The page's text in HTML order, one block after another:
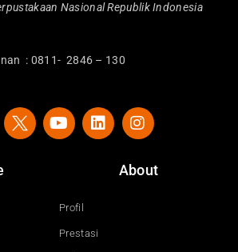
Nasional Republik Indonesia
: 0811- 2846 – 130
Y
o
e
L
i
n
I
n
t
a
About
Profil
Prestasi